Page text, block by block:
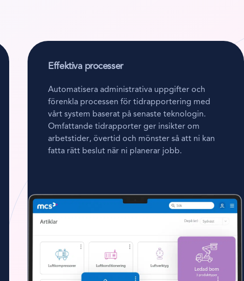
Effektiva processer
Automatisera administrativa uppgifter och
förenkla processen för tidrapportering med
vårt system baserat på senaste teknologin.
Omfattande tidrapporter ger insikter om
arbetstider, övertid och mönster så att ni kan
fatta rätt beslut när ni planerar jobb.